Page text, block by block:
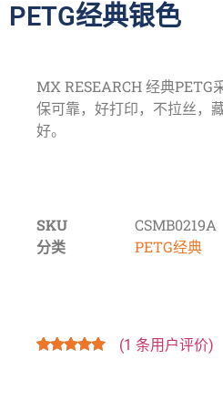
PETG经典银色
MX RESEARCH 经典PETG
保可靠，好打印，不拉丝，
好。
SKU
CSMB0219A
分类
PETG经典
(1 条用户评价)